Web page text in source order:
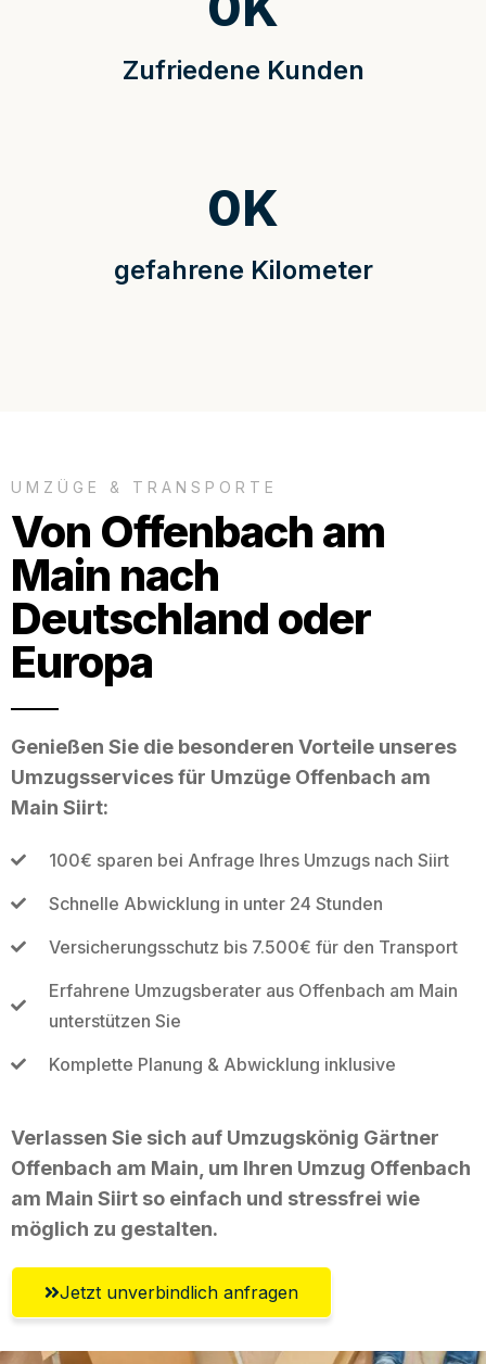
Zufriedene Kunden
gefahrene Kilometer
0K
UMZÜGE & TRANSPORTE
Von Offenbach am
Main nach
Deutschland oder
Europa
Genießen Sie die besonderen Vorteile unseres
Umzugsservices für Umzüge Offenbach am
Main Siirt:
100€ sparen bei Anfrage Ihres Umzugs nach Siirt
Schnelle Abwicklung in unter 24 Stunden
Versicherungsschutz bis 7.500€ für den Transport
Erfahrene Umzugsberater aus Offenbach am Main
unterstützen Sie
Komplette Planung & Abwicklung inklusive
Verlassen Sie sich auf Umzugskönig Gärtner
Offenbach am Main, um Ihren Umzug Offenbach
am Main Siirt so einfach und stressfrei wie
möglich zu gestalten.
Jetzt unverbindlich anfragen